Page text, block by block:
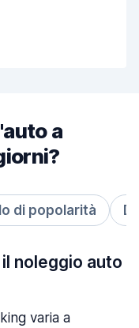
a
di popolarità
noleggio auto
varia a